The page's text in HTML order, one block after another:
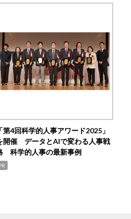
「第4回科学的人事アワード2025」
開催 データとAIで変わる人事戦
科学的人事の最新事例